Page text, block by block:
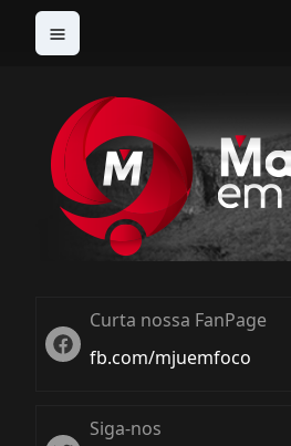
Twitter
Curta nossa FanPage
fb.com/mjuemfoco
Siga-nos